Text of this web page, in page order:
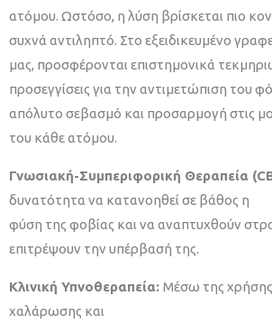
ατόμου. Ωστόσο, η λύση βρίσκεται πιο
συχνά αντιληπτό. Στο εξειδικευμένο
μας, προσφέρονται επιστημονικά
προσεγγίσεις για την αντιμετώπιση του
απόλυτο σεβασμό και προσαρμογή στις
του κάθε ατόμου.
Γνωσιακή-Συμπεριφορική Θεραπεία
δυνατότητα να κατανοηθεί σε βάθος η
φύση της φοβίας και να αναπτυχθούν
επιτρέψουν την υπέρβασή της.
Κλινική Υπνοθεραπεία: Μέσω της
χαλάρωσης και